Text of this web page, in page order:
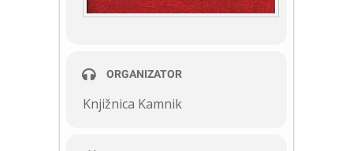
ORGANIZATOR
Knjižnica Kamnik